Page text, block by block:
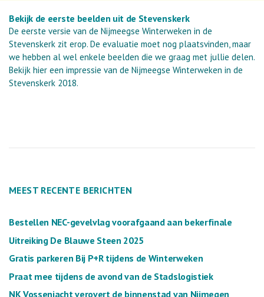
Bekijk de eerste beelden uit de Stevenskerk
De eerste versie van de Nijmeegse Winterweken in de
Stevenskerk zit erop. De evaluatie moet nog plaatsvinden, maar
we hebben al wel enkele beelden die we graag met jullie delen.
Bekijk hier een impressie van de Nijmeegse Winterweken in de
Stevenskerk 2018.
MEEST RECENTE BERICHTEN
Bestellen NEC-gevelvlag voorafgaand aan bekerfinale
Uitreiking De Blauwe Steen 2025
Gratis parkeren Bij P+R tijdens de Winterweken
Praat mee tijdens de avond van de Stadslogistiek
NK Vossenjacht verovert de binnenstad van Nijmegen